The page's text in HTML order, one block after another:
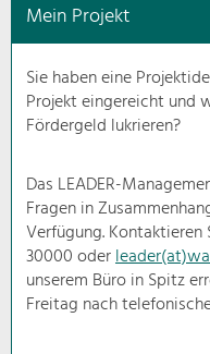
Mein Projekt
Sie haben eine
Projekt eingereicht und
Fördergeld lukrieren?
Das LEADER-
Fragen in
Verfügung. Kontaktieren
30000 oder
unserem Büro in Spitz
Freitag nach